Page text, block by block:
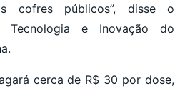
cofres públicos”, disse o
Tecnologia e Inovação do
cerca de R$ 30 por dose,